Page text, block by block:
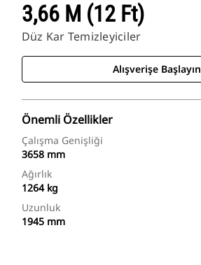
3,66 M (12 Ft)
Düz Kar Temizleyiciler
Alışverişe Başlayın
Önemli Özellikler
Çalışma Genişliği
3658 mm
Ağırlık
1264 kg
Uzunluk
1945 mm